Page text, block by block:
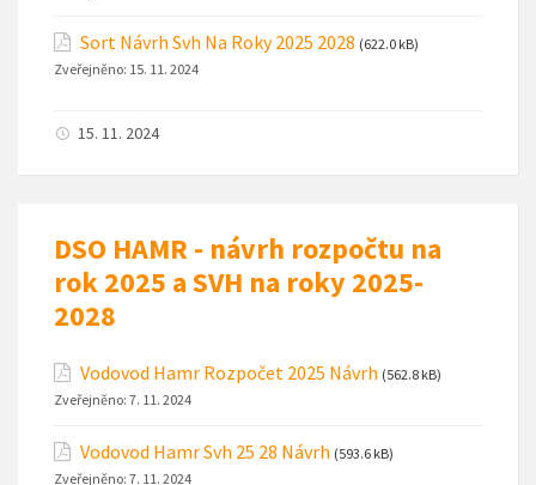
Sort Návrh Svh Na Roky 2025 2028 (622.0 kB)
Zveřejněno: 15. 11. 2024
15. 11. 2024
DSO HAMR - návrh rozpočtu na
rok 2025 a SVH na roky 2025-
2028
Vodovod Hamr Rozpočet 2025 Návrh (562.8 kB)
Zveřejněno: 7. 11. 2024
Vodovod Hamr Svh 25 28 Návrh (593.6 kB)
Zveřejněno: 7. 11. 2024